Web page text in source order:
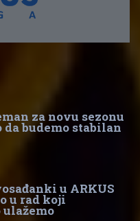
za novu sezonu
budemo stabilan
u ARKUS
u rad koji